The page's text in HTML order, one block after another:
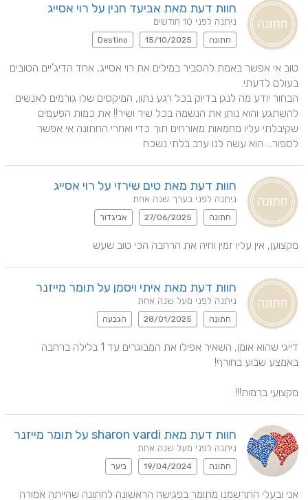
חוות דעת מאת אביעד חנין על רוי אסייג
ניתנה לפני 10 חודשים
חתונה 15/10/2025
Destino
לספור... הוא עשה לנו ערב בלתי נשכח
חוות דעת מאת טים שירזי על רוי אסייג
ניתנה לפני בערך שנה אחת
חתונה 27/06/2025 אביגדור
מקצוען, אין עליו זמין וחיה את הרחבה הכי טוב שעש
חוות דעת מאת איתי ויסמן על תומר מייזנר
ניתנה לפני מעל שנה אחת
חתונה 28/01/2025 הגבעה
מקצועי ברמות!!!
חוות דעת מאת sharon vardi על תומר מייזנר
ניתנה לפני מעל שנה אחת
חתונה 19/04/2024 ביער